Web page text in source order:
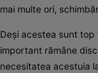
mai multe ori,
Deşi acestea sunt top
important rămâne
necesitatea acestuia